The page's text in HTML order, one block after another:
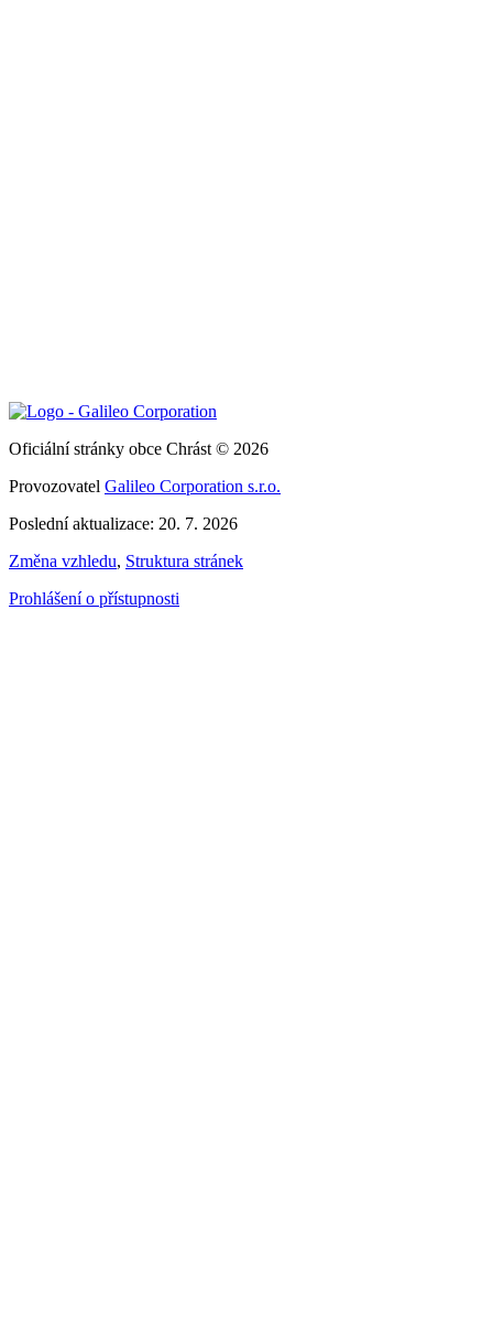
Oficiální stránky obce Chrást © 2026
Provozovatel Galileo Corporation s.r.o.
Poslední aktualizace: 20. 7. 2026
Změna vzhledu, Struktura stránek
Prohlášení o přístupnosti